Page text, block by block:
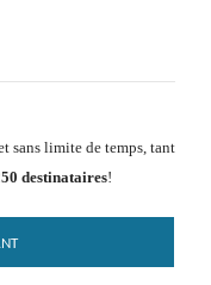
sans limite de temps, tant
destinataires!